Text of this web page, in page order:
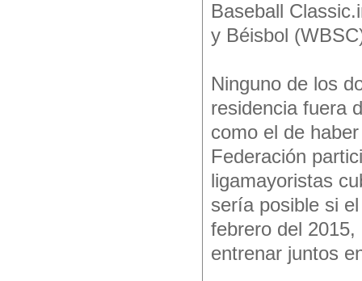
Baseball
y Béisbol
Ninguno de los
residencia fuera
como el de
Federación
ligamayoristas
sería posible si
febrero del
entrenar juntos